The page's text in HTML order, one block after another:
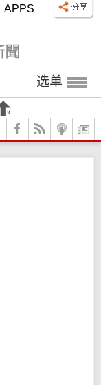
APPS
选单